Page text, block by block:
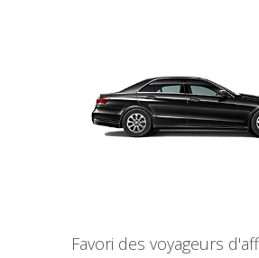
Favori des voyageurs